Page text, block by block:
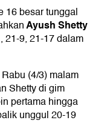
16 besar tunggal
Ayush Shetty
21-9, 21-17 dalam
(4/3) malam
Shetty di gim
pertama hingga
unggul 20-19